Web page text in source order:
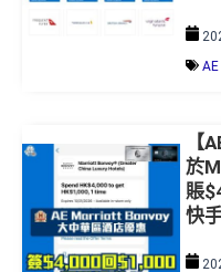
【
於
賬
快